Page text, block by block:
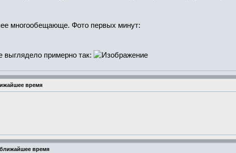
многообещающе. Фото первых минут:
примерно так:
время
время